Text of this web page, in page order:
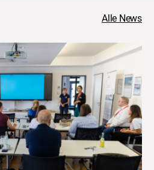
Alle News